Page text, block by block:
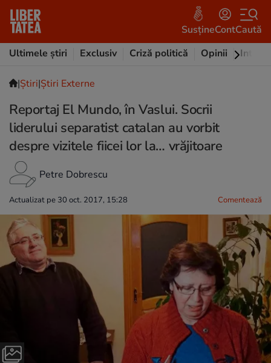
SusțineContCaută
Ultimele știri
Exclusiv Criză politică Opinii
|Ştiri|Știri Externe
Reportaj El Mundo, în Vaslui. Socrii
liderului separatist catalan au vorbit
despre vizitele fiicei lor la… vrăjitoare
Petre Dobrescu
Actualizat pe 30 oct. 2017, 15:28 Comentează